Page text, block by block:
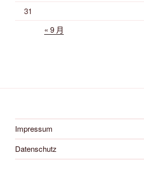
31
« 9 月
Impressum
Datenschutz